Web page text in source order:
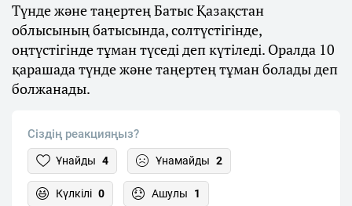
Түнде және таңертең Батыс Қазақстан
облысының батысында, солтүстігінде,
оңтүстігінде тұман түседі деп күтіледі. Оралда 10
қарашада түнде және таңертең тұман болады деп
болжанады.
Сіздің реакцияңыз?
Ұнайды 4 Ұнамайды 2
Күлкілі 0 Ашулы 1